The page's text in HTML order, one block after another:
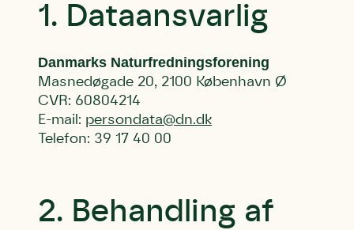
1. Dataansvarlig
Danmarks Naturfredningsforening
Masnedøgade 20, 2100 København Ø
CVR: 60804214
E-mail: persondata@dn.dk
Telefon: 39 17 40 00
2. Behandling af